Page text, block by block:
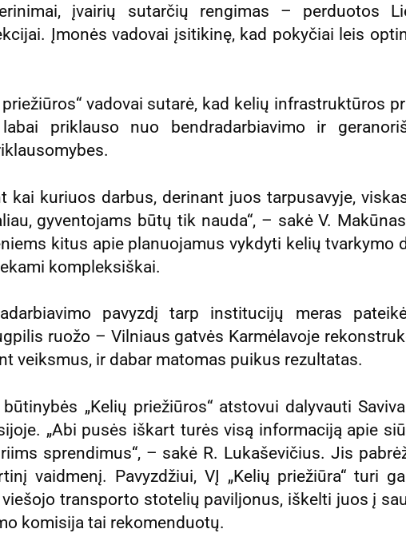
įvairių sutarčių rengimas – perduotos
Įmonės vadovai įsitikinę, kad pokyčiai leis
priežiūros“ vadovai sutarė, kad kelių infrastruktūros
priklauso nuo bendradarbiavimo ir
kai kuriuos darbus, derinant juos tarpusavyje,
gyventojams būtų tik nauda“, – sakė V.
kitus apie planuojamus vykdyti kelių tvarkymo
kompleksiškai.
pavyzdį tarp institucijų meras
ruožo – Vilniaus gatvės Karmėlavoje
veiksmus, ir dabar matomas puikus rezultatas.
„Kelių priežiūros“ atstovui dalyvauti
„Abi pusės iškart turės visą informaciją apie
sprendimus“, – sakė R. Lukaševičius. Jis
vaidmenį. Pavyzdžiui, VĮ „Kelių priežiūra“ turi
transporto stotelių paviljonus, iškelti juos į
komisija tai rekomenduotų.